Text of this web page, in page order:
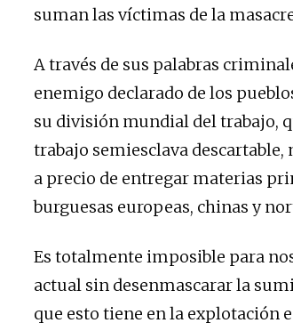
suman las víctimas de la
A través de sus palabras
enemigo declarado de los
su división mundial del trabajo,
trabajo semiesclava
a precio de entregar materias
burguesas europeas, chinas y
Es totalmente imposible para
actual sin desenmascarar la
que esto tiene en la explotación